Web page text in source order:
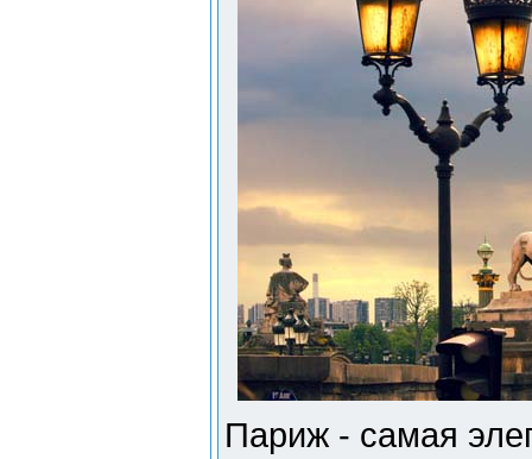
Париж - самая